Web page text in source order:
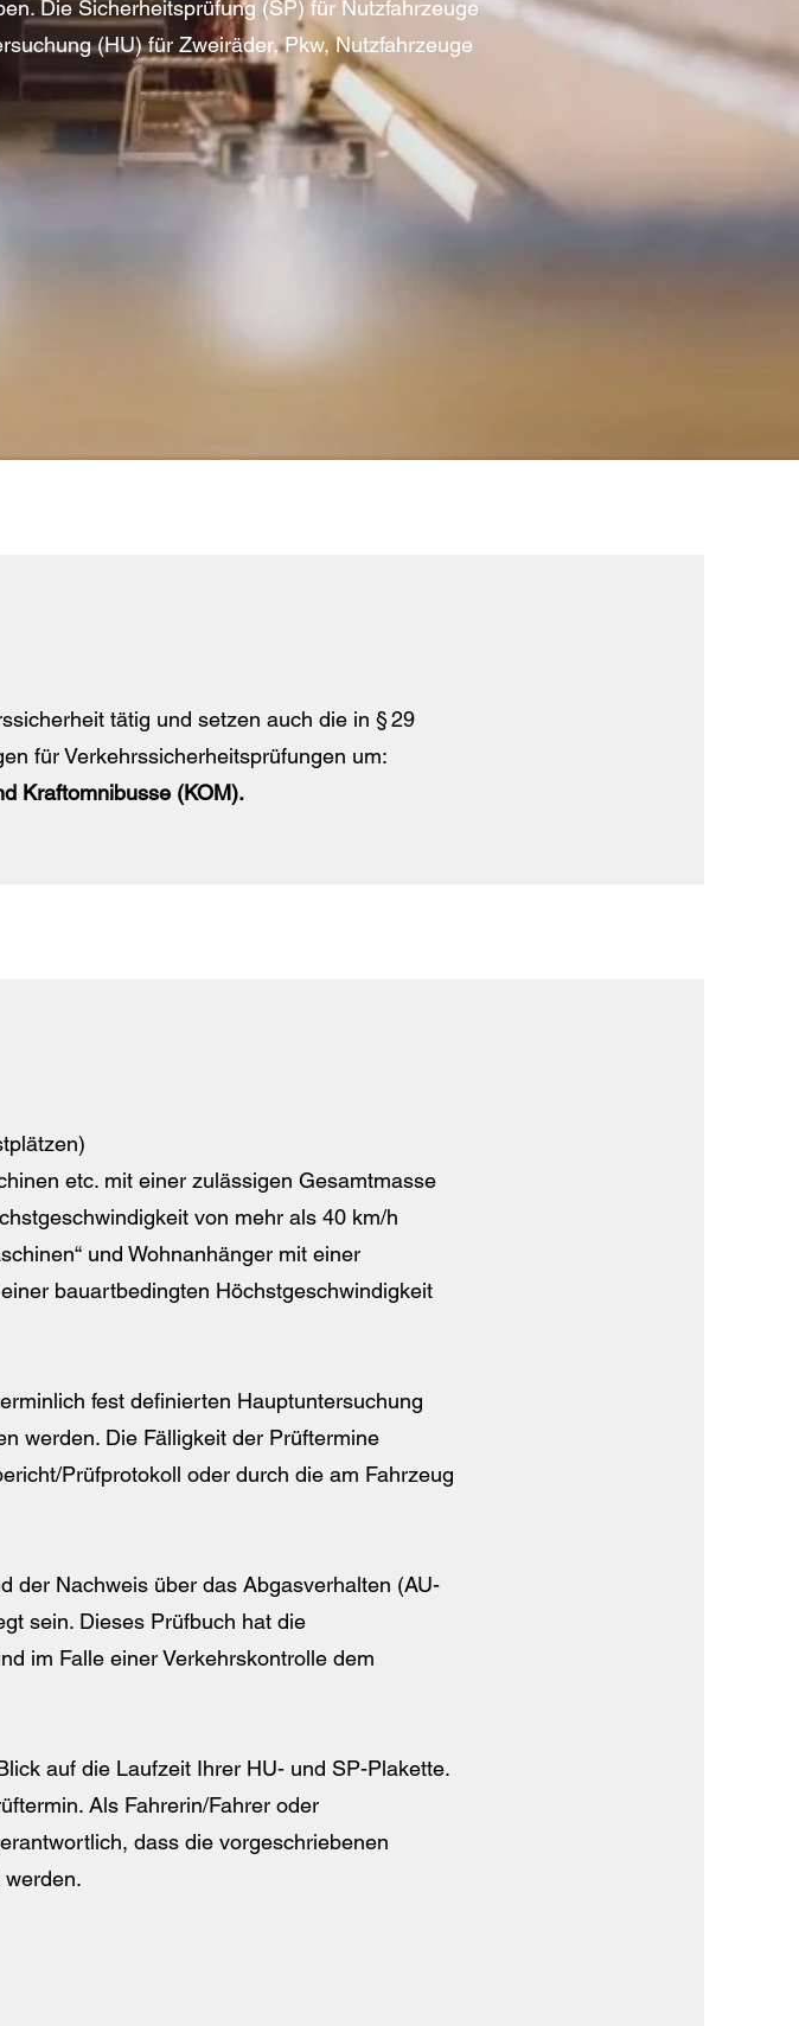
Die Sicherheitsprüfung (SP) für Nutzfahrzeuge
(HU) für Zweiräder, Pkw, Nutzfahrzeuge
tätig und setzen auch die in § 29
für Verkehrssicherheitsprüfungen um:
Kraftomnibusse (KOM).
etc. mit einer zulässigen Gesamtmasse
von mehr als 40 km/h
und Wohnanhänger mit einer
bauartbedingten Höchstgeschwindigkeit
fest definierten Hauptuntersuchung
werden. Die Fälligkeit der Prüftermine
Prüfprotokoll oder durch die am Fahrzeug
der Nachweis über das Abgasverhalten (AU-
sein. Dieses Prüfbuch hat die
im Falle einer Verkehrskontrolle dem
auf die Laufzeit Ihrer HU- und SP-Plakette.
Als Fahrerin/Fahrer oder
dass die vorgeschriebenen